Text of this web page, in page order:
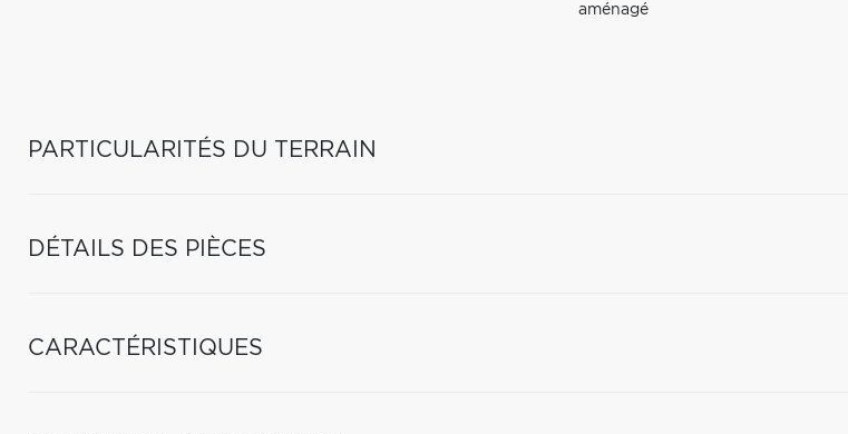
aménagé
PARTICULARITÉS DU TERRAIN
DÉTAILS DES PIÈCES
CARACTÉRISTIQUES